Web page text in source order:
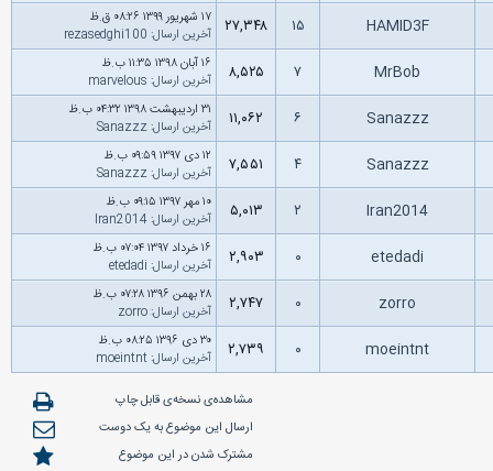
HAMID3F ۱۵ ۲۷,۳۴۸
۱۷ شهریور ۱۳۹۹ ۰۸:۲۶ ق.ظ
آخرین ارسال:
rezasedghi100
MrBob ۷ ۸,۵۲۵
۱۶ آبان ۱۳۹۸ ۱۱:۳۵ ب.ظ
آخرین ارسال:
marvelous
Sanazzz ۶ ۱۱,۰۶۲
۳۱ اردیبهشت ۱۳۹۸ ۰۴:۳۲ ب.ظ
آخرین ارسال:
Sanazzz
Sanazzz ۴ ۷,۵۵۱
۱۲ دى ۱۳۹۷ ۰۹:۵۹ ب.ظ
آخرین ارسال:
Sanazzz
Iran2014 ۲ ۵,۰۱۳
۱۰ مهر ۱۳۹۷ ۰۹:۱۵ ب.ظ
آخرین ارسال:
Iran2014
etedadi ۰ ۲,۹۰۳
۱۶ خرداد ۱۳۹۷ ۰۷:۰۴ ب.ظ
آخرین ارسال:
etedadi
zorro ۰ ۲,۷۴۷
۲۸ بهمن ۱۳۹۶ ۰۷:۲۸ ب.ظ
آخرین ارسال:
zorro
moeintnt ۰ ۲,۷۳۹
۳۰ دى ۱۳۹۶ ۰۸:۲۵ ب.ظ
آخرین ارسال:
moeintnt
مشاهده‌ی نسخه‌ی قابل چاپ
ارسال این موضوع به یک دوست
مشترک شدن در این موضوع